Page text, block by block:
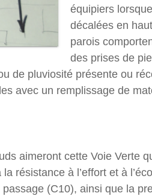
équipiers
décalées en
parois
des prises de
de pluviosité présente ou
avec un remplissage de
aimeront cette Voie Verte
résistance à l’effort et à
(C10), ainsi que la